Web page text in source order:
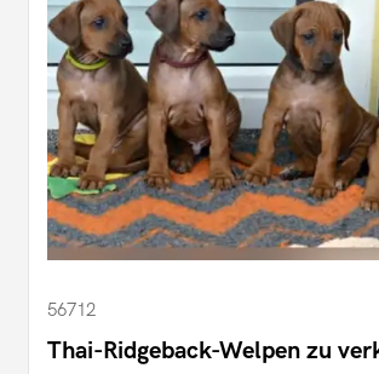
56712
Thai-Ridgeback-Welpen zu